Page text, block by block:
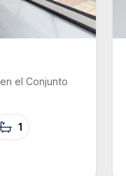
en el Conjunto
1